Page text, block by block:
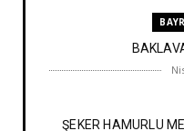
ŞEKER HAMURLU